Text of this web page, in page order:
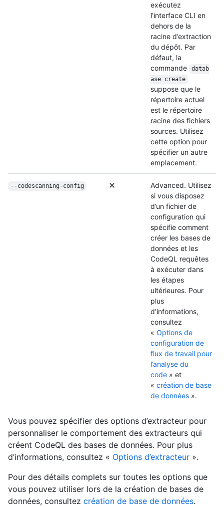
exécutez
l’interface CLI en
dehors de la
racine d’extraction
du dépôt. Par
défaut, la
commande
datab
ase create
suppose que le
répertoire actuel
est le répertoire
racine des fichiers
sources. Utilisez
cette option pour
spécifier un autre
emplacement.
--codescanning-config
Advanced. Utilisez
si vous disposez
d’un fichier de
configuration qui
spécifie comment
créer les bases de
données et les
CodeQL requêtes
à exécuter dans
les étapes
ultérieures. Pour
plus
d’informations,
consultez
« Options de
configuration de
flux de travail pour
l’analyse du
code » et
« création de base
de données ».
Vous pouvez spécifier des options d’extracteur pour
personnaliser le comportement des extracteurs qui
créent CodeQL des bases de données. Pour plus
d’informations, consultez « Options d’extracteur ».
Pour des détails complets sur toutes les options que
vous pouvez utiliser lors de la création de bases de
données, consultez création de base de données.